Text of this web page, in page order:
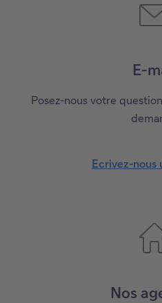
E-
Posez-nous votre
Ecrivez-nous
Nos